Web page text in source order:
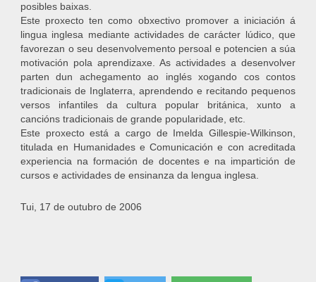
posibles baixas.
Este proxecto ten como obxectivo promover a iniciación á
lingua inglesa mediante actividades de carácter lúdico, que
favorezan o seu desenvolvemento persoal e potencien a súa
motivación pola aprendizaxe. As actividades a desenvolver
parten dun achegamento ao inglés xogando cos contos
tradicionais de Inglaterra, aprendendo e recitando pequenos
versos infantiles da cultura popular británica, xunto a
cancións tradicionais de grande popularidade, etc.
Este proxecto está a cargo de Imelda Gillespie-Wilkinson,
titulada en Humanidades e Comunicación e con acreditada
experiencia na formación de docentes e na impartición de
cursos e actividades de ensinanza da lengua inglesa.
Tui, 17 de outubro de 2006